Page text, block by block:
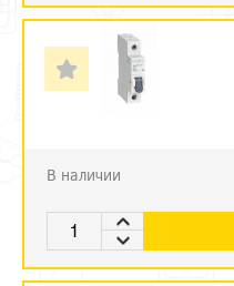
В наличии